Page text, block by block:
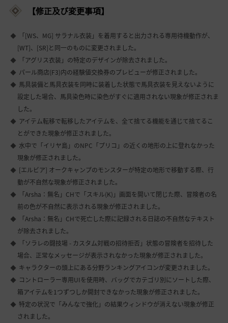
【修正及び変更事項】
「[WS、MG] サラナル衣装」を着用すると出力される専用待機動作が、
[WT]、[SR]と同一のものに変更されました。
「アグリス衣装」の特定のデザインが除去されました。
パール商店(F3)内の経験値交換券のプレビューが修正されました。
馬具装備と馬具衣装を同時に装着した状態で馬具衣装を見えないように
設定した場合、馬具染色時に染色がすぐに適用されない現象が修正されま
した。
アイテム転移で転移したアイテムを、全て捨てる機能を通じて捨てるこ
とができた現象が修正されました。
水中で「イリヤ島」のNPC「プリコ」の近くの地形の上に登れなかった
現象が修正されました。
[エルビア] オークキャンプのモンスターが特定の地形で移動する際、行
動が不自然な現象が修正されました。
「Arsha：無名」CHで「スキル(K)」画面を開いて閉じた際、冒険者の名
前の色が不自然に表示される現象が修正されました。
「Arsha：無名」CHで死亡した際に記録される日誌の不自然なテキスト
が除去されました。
「ソラレの闘技場 - カスタム対戦の招待拒否」状態の冒険者を招待した
場合、正常なメッセージが表示されなかった現象が修正されました。
キャラクターの頭上にある分野ランキングアイコンが変更されました。
コントローラー専用UIを使用時、バッグでカテゴリ別にソートした際、
箱アイテムを1つずつしか開封できなかった現象が修正されました。
特定の状況で「みんなで強化」の結果ウィンドウが消えない現象が修正
されました。